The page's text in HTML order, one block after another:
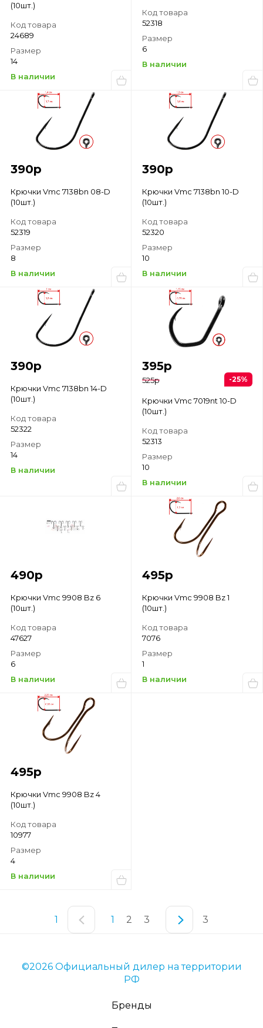
(10шт.)
Код товара
24689
Размер
14
В наличии
Код товара
52318
Размер
6
В наличии
390р
Крючки Vmc 7138bn 08-D
(10шт.)
Код товара
52319
Размер
8
В наличии
390р
Крючки Vmc 7138bn 10-D
(10шт.)
Код товара
52320
Размер
10
В наличии
390р
Крючки Vmc 7138bn 14-D
(10шт.)
Код товара
52322
Размер
14
В наличии
-25%
395р
525р
Крючки Vmc 7019nt 10-D
(10шт.)
Код товара
52313
Размер
10
В наличии
490р
Крючки Vmc 9908 Bz 6
(10шт.)
Код товара
47627
Размер
6
В наличии
495р
Крючки Vmc 9908 Bz 1
(10шт.)
Код товара
7076
Размер
1
В наличии
495р
Крючки Vmc 9908 Bz 4
(10шт.)
Код товара
10977
Размер
4
В наличии
1 1 2 3 3
©2026 Официальный дилер на территории
РФ
Бренды